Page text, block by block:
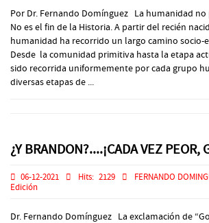
Por Dr. Fernando Domínguez La humanidad no
No es el fin de la Historia. A partir del recién
humanidad ha recorrido un largo camino socio-
Desde la comunidad primitiva hasta la etapa
sido recorrida uniformemente por cada grupo
diversas etapas de ...
¿Y BRANDON?....¡CADA VEZ PEOR,
06-12-2021 Hits: 2129 FERNANDO
Edición
Dr. Fernando Domínguez La exclamación de